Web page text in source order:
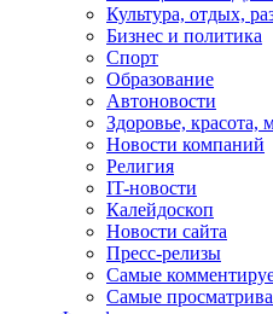
Культура, отдых,
Бизнес и политика
Спорт
Образование
Автоновости
Здоровье, красота,
Новости компаний
Религия
IT-новости
Калейдоскоп
Новости сайта
Пресс-релизы
Самые
Самые